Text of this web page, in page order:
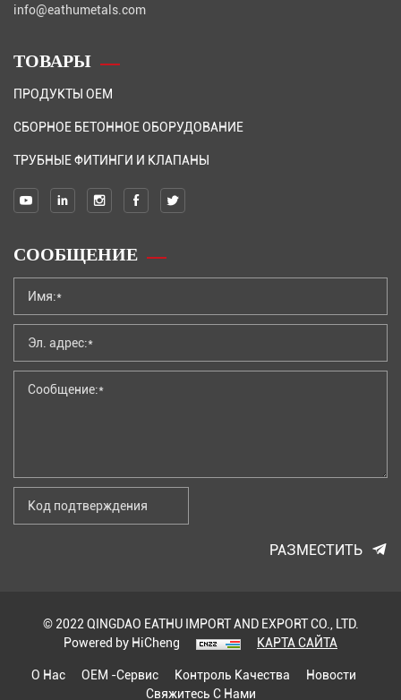
info@eathumetals.com
ТОВАРЫ
ПРОДУКТЫ OEM
СБОРНОЕ БЕТОННОЕ ОБОРУДОВАНИЕ
ТРУБНЫЕ ФИТИНГИ И КЛАПАНЫ
СООБЩЕНИЕ
РАЗМЕСТИТЬ
© 2022 QINGDAO EATHU IMPORT AND EXPORT CO., LTD.
Powered by HiCheng
КАРТА САЙТА
О Нас
OEM -сервис Контроль Качества
Новости
Свяжитесь С Нами